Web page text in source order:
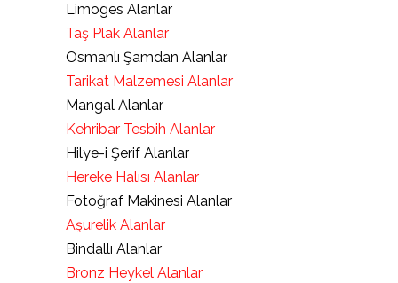
Limoges Alanlar
Taş Plak Alanlar
Osmanlı Şamdan Alanlar
Tarikat Malzemesi Alanlar
Mangal Alanlar
Kehribar Tesbih Alanlar
Hilye-i Şerif Alanlar
Hereke Halısı Alanlar
Fotoğraf Makinesi Alanlar
Aşurelik Alanlar
Bindallı Alanlar
Bronz Heykel Alanlar